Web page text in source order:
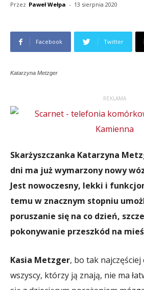
Przez Paweł Wełpa - 13 sierpnia 2020
Facebook Twitter
Katarzyna Metzger
REKLAMA
Skarżyszczanka Katarzyna
dni ma już wymarzony nowy
Jest nowoczesny, lekki i
temu w znacznym stopniu
poruszanie się na co dzień,
pokonywanie przeszkód na
Kasia Metzger, bo tak
wszyscy, którzy ją znają, nie ma